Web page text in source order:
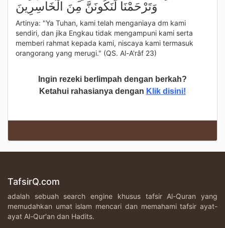
وَتَرْحَمْنَا لَنَكُونَنَّ مِنَ الْخَاسِرِينَ
Artinya: "Ya Tuhan, kami telah menganiaya dm kami
sendiri, dan jika Engkau tidak mengampuni kami serta
memberi rahmat kepada kami, niscaya kami termasuk
orangorang yang merugi." (QS. Al-A'râf 23)
Ingin rezeki berlimpah dengan berkah?
Ketahui rahasianya dengan Klik disini!
TafsirQ.com
adalah sebuah search engine khusus tafsir Al-Quran yang
memudahkan umat islam mencari dan memahami tafsir ayat-
ayat Al-Qur'an dan Hadits.